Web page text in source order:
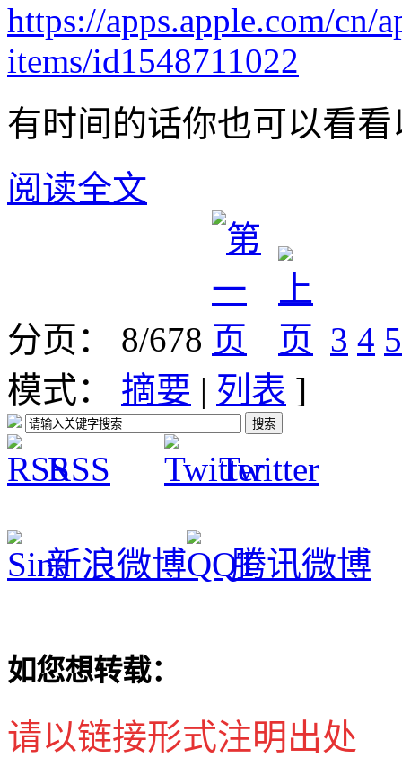
https://apps.apple.com/cn/
items/id1548711022
有时间的话你也可以看
阅读全文
分页： 8/678 3 4 5
模式： 摘要 | 列表 ]
RSS Twitter
新浪微博 腾讯微博
如您想转载：
请以链接形式注明出处